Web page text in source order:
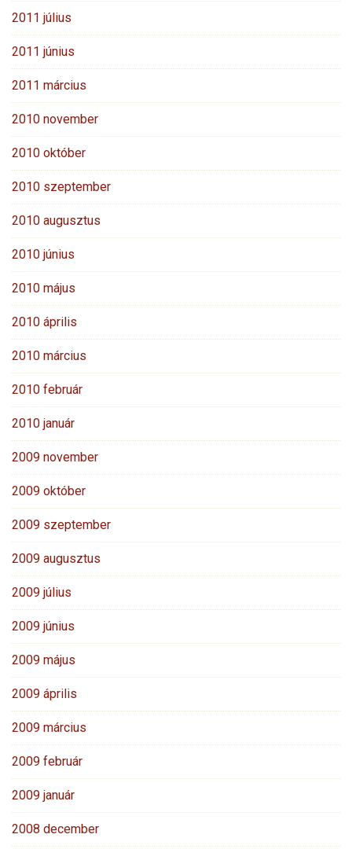
2011 július
2011 június
2011 március
2010 november
2010 október
2010 szeptember
2010 augusztus
2010 június
2010 május
2010 április
2010 március
2010 február
2010 január
2009 november
2009 október
2009 szeptember
2009 augusztus
2009 július
2009 június
2009 május
2009 április
2009 március
2009 február
2009 január
2008 december